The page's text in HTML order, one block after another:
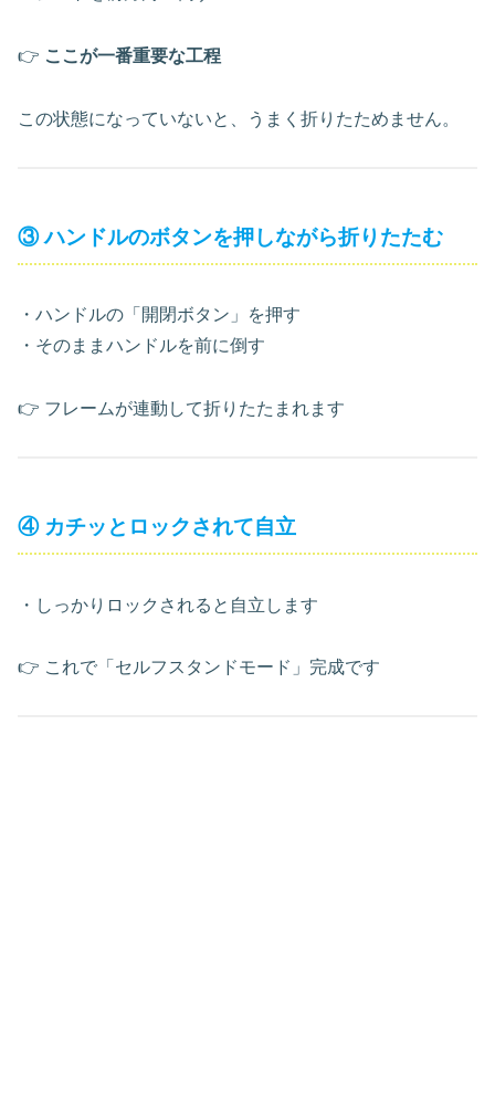
👉 ここが一番重要な工程
この状態になっていないと、うまく折りたためません。
③ ハンドルのボタンを押しながら折りたたむ
・ハンドルの「開閉ボタン」を押す
・そのままハンドルを前に倒す
👉 フレームが連動して折りたたまれます
④ カチッとロックされて自立
・しっかりロックされると自立します
👉 これで「セルフスタンドモード」完成です